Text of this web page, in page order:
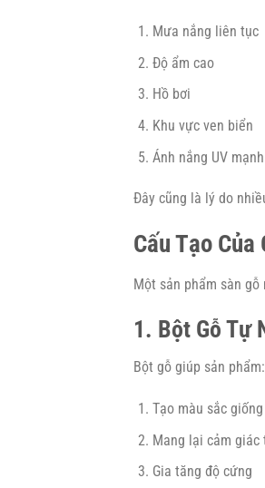
Mưa nắng liên tục
Độ ẩm cao
Hồ bơi
Khu vực ven biển
Ánh nắng UV mạnh
Đây cũng là lý do
Cấu Tạo
Một sản phẩm sàn
1. Bột Gỗ Tự
Bột gỗ giúp sản phẩm:
Tạo màu sắc
Mang lại cảm giác
Gia tăng độ cứng